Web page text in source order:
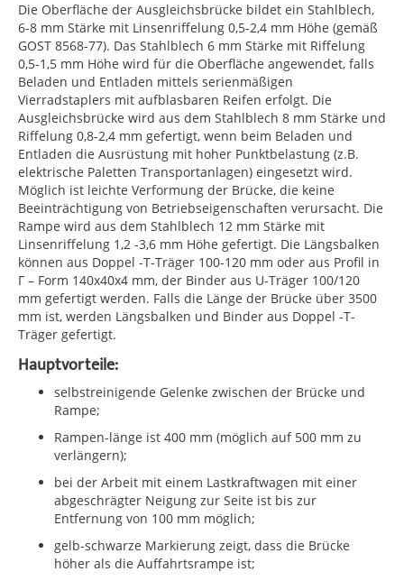
Die Oberfläche der Ausgleichsbrücke bildet ein Stahlblech,
6-8 mm Stärke mit Linsenriffelung 0,5-2,4 mm Höhe (gemäß
GOST 8568-77). Das Stahlblech 6 mm Stärke mit Riffelung
0,5-1,5 mm Höhe wird für die Oberfläche angewendet, falls
Beladen und Entladen mittels serienmäßigen
Vierradstaplers mit aufblasbaren Reifen erfolgt. Die
Ausgleichsbrücke wird aus dem Stahlblech 8 mm Stärke und
Riffelung 0,8-2,4 mm gefertigt, wenn beim Beladen und
Entladen die Ausrüstung mit hoher Punktbelastung (z.B.
elektrische Paletten Transportanlagen) eingesetzt wird.
Möglich ist leichte Verformung der Brücke, die keine
Beeinträchtigung von Betriebseigenschaften verursacht. Die
Rampe wird aus dem Stahlblech 12 mm Stärke mit
Linsenriffelung 1,2 -3,6 mm Höhe gefertigt. Die Längsbalken
können aus Doppel -T-Träger 100-120 mm oder aus Profil in
Г – Form 140x40x4 mm, der Binder aus U-Träger 100/120
mm gefertigt werden. Falls die Länge der Brücke über 3500
mm ist, werden Längsbalken und Binder aus Doppel -T-
Träger gefertigt.
Hauptvorteile:
selbstreinigende Gelenke zwischen der Brücke und
Rampe;
Rampen-länge ist 400 mm (möglich auf 500 mm zu
verlängern);
bei der Arbeit mit einem Lastkraftwagen mit einer
abgeschrägter Neigung zur Seite ist bis zur
Entfernung von 100 mm möglich;
gelb-schwarze Markierung zeigt, dass die Brücke
höher als die Auffahrtsrampe ist;